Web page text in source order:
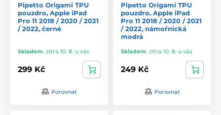
Pipetto Origami TPU
pouzdro, Apple iPad
Pro 11 2018 / 2020 / 2021
/ 2022, černé
Skladem, zítra 10. 8. u vás
299 Kč
Porovnat
Pipetto Origami TPU
pouzdro, Apple iPad
Pro 11 2018 / 2020 / 2021
/ 2022, námořnická
modrá
Skladem, zítra 10. 8. u vás
249 Kč
Porovnat